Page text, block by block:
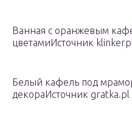
Ванная с оранжевым
цветамиИсточник
Белый кафель под
декораИсточник gratka.pl